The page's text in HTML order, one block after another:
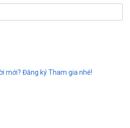
mới? Đăng ký Tham gia nhé!